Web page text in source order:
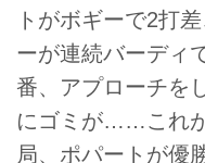
トがボギーで2打
ーが連続バーディ
番、アプローチを
にゴミが……これ
局、ポパートが優